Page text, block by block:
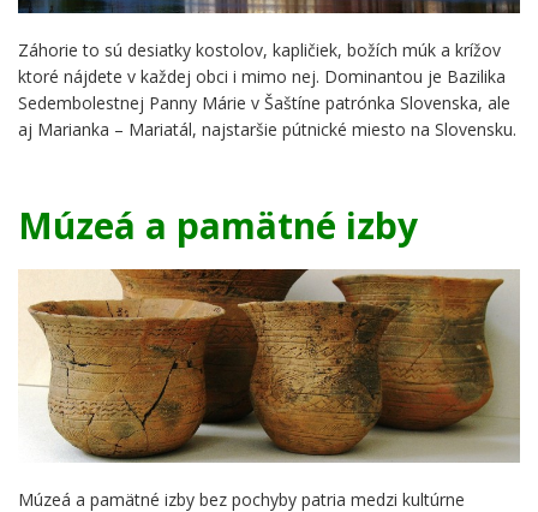
Záhorie to sú desiatky kostolov, kapličiek, božích múk a krížov
ktoré nájdete v každej obci i mimo nej. Dominantou je Bazilika
Sedembolestnej Panny Márie v Šaštíne patrónka Slovenska, ale
aj Marianka – Mariatál, najstaršie pútnické miesto na Slovensku.
Múzeá a pamätné izby
Múzeá a pamätné izby bez pochyby patria medzi kultúrne